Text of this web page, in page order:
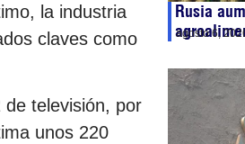
la industria
claves como
televisión, por
unos 220
Rusia
agosto 6,